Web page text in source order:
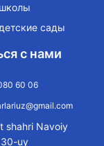
сады
с нами
60 06
shahri Navoiy
30-uy